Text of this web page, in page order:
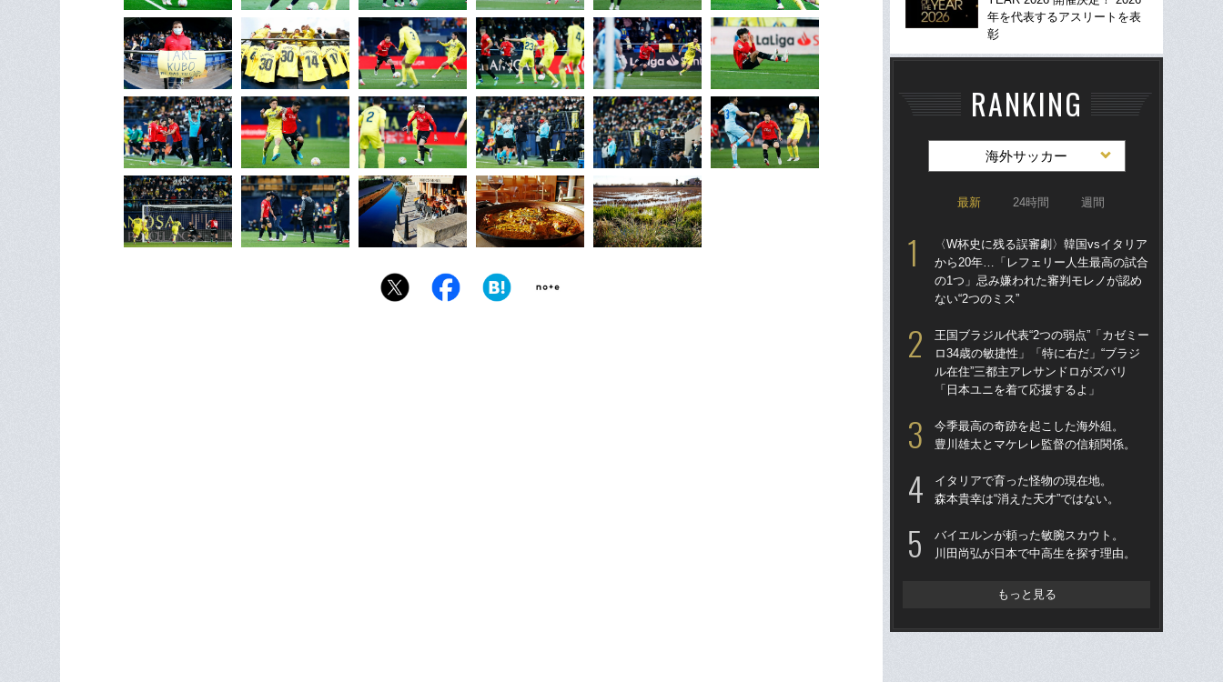
年を代表するアスリートを表
彰
RANKING
海外サッカー
最新 24時間 週間
〈W杯史に残る誤審劇〉韓国vsイタリア
から20年…「レフェリー人生最高の試合
の1つ」忌み嫌われた審判モレノが認め
ない“2つのミス”
王国ブラジル代表“2つの弱点”「カゼミー
ロ34歳の敏捷性」「特に右だ」“ブラジ
ル在住”三都主アレサンドロがズバリ
「日本ユニを着て応援するよ」
今季最高の奇跡を起こした海外組。
豊川雄太とマケレレ監督の信頼関係。
イタリアで育った怪物の現在地。
森本貴幸は“消えた天才”ではない。
バイエルンが頼った敏腕スカウト。
川田尚弘が日本で中高生を探す理由。
もっと見る